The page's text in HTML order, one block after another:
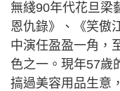
無綫90年代花旦梁
恩仇錄》、《笑傲
中演任盈盈一角，
色之一。現年57歲
搞過美容用品生意